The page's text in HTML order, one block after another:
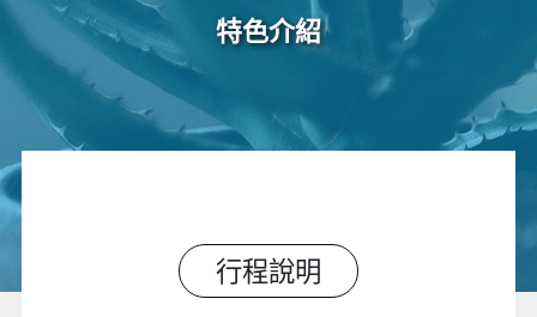
特色介紹
行程說明